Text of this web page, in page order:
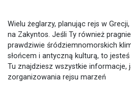
Wielu żeglarzy, planując rejs w
na Zakyntos. Jeśli Ty również
prawdziwie śródziemnomorskich
słońcem i antyczną kulturą, to
Tu znajdziesz wszystkie informacje,
zorganizowania rejsu marzeń